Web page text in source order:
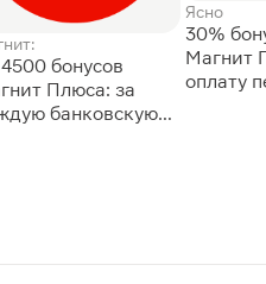
бонусов
Плюса: за
банковскую
Ясно
30%
Магнит
оплату